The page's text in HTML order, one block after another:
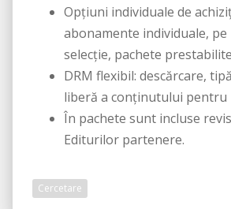
Opțiuni individuale de
abonamente individuale, pe
selecție, pachete prestabilite
DRM flexibil: descărcare,
liberă a conținutului pentru
În pachete sunt incluse
Editurilor partenere.
Cercetare